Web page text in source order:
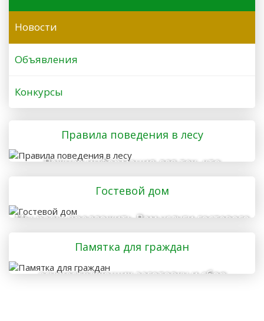
Новости
Объявления
Конкурсы
Правила поведения в лесу
Важная информация для тех, кто
отправляется в лес
Гостевой дом
Мы рады предложить Вам услуги гостевого
дома
Памятка для граждан
осуществляющих заготовку и сбор